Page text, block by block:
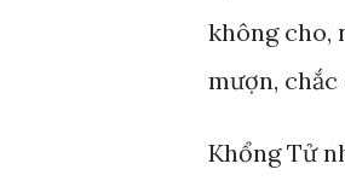
không cho,
mượn,
Khổng Tử